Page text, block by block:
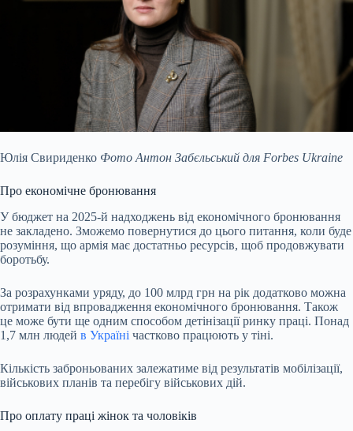
Юлія Свириденко Фото Антон Забєльський для Forbes Ukraine
Про економічне бронювання
У бюджет на 2025-й надходжень від економічного бронювання
не закладено. Зможемо повернутися до цього питання, коли буде
розуміння, що армія має достатньо ресурсів, щоб продовжувати
боротьбу.
За розрахунками уряду, до 100 млрд грн на рік додатково можна
отримати від впровадження економічного бронювання. Також
це може бути ще одним способом детінізації ринку праці. Понад
1,7 млн людей в Україні частково працюють у тіні.
Кількість заброньованих залежатиме від результатів мобілізації,
військових планів та перебігу військових дій.
Про оплату праці жінок та чоловіків